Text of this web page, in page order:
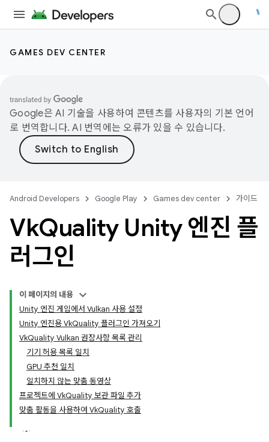
GAMES DEV CENTER
Google은 AI 기술을 사용하여 콘텐츠를 사용자의 기본 언어
로 번역합니다. AI 번역에는 오류가 있을 수 있습니다.
Android Developers Google Play Games dev center 가이드
VkQuality Unity 엔진 플
러그인
이 페이지의 내용
Unity 엔진 게임에서 Vulkan 사용 설정
Unity 엔진용 VkQuality 플러그인 가져오기
VkQuality Vulkan 권장사항 목록 관리
기기 허용 목록 일치
GPU 추천 일치
일치하지 않는 맞춤 동영상
프로젝트에 VkQuality 보관 파일 추가
맞춤 활동을 사용하여 VkQuality 호출